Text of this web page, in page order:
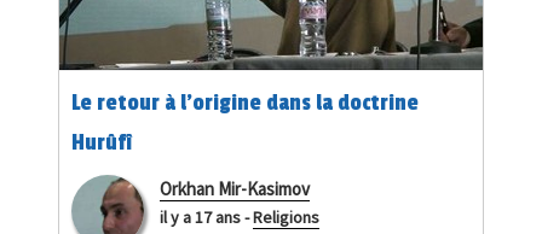
Le retour à l'origine dans la doctrine
Hurûfî
Orkhan Mir-Kasimov
il y a 17 ans-Religions